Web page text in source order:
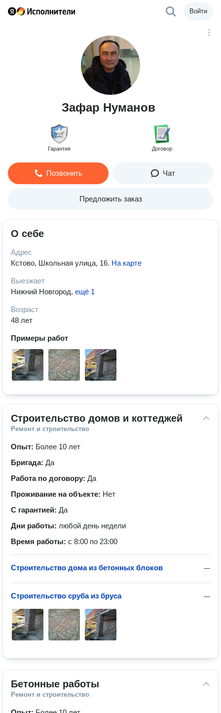
Войти
Зафар Нуманов
Гарантия Договор
Позвонить Чат
Предложить заказ
О себе
Адрес
Кстово, Школьная улица, 16. На карте
Выезжает
Нижний Новгород, ещё 1
Возраст
48 лет
Примеры работ
Строительство домов и коттеджей
Ремонт и строительство
Опыт: Более 10 лет
Бригада: Да
Работа по договору: Да
Проживание на объекте: Нет
С гарантией: Да
Дни работы: любой день недели
Время работы: с 8:00 по 23:00
—
Строительство дома из бетонных блоков
—
Строительство сруба из бруса
Бетонные работы
Ремонт и строительство